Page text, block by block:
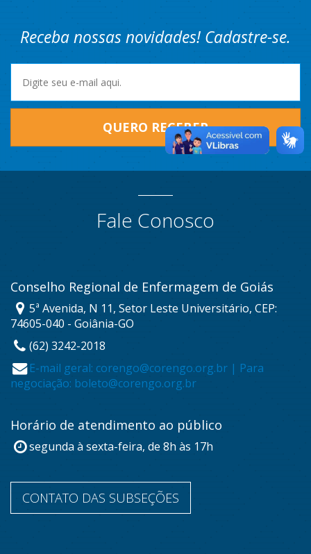
Receba nossas novidades! Cadastre-se.
QUERO RECEBER
Fale Conosco
Conselho Regional de Enfermagem de Goiás
5ª Avenida, N 11, Setor Leste Universitário, CEP:
74605-040 - Goiânia-GO
(62) 3242-2018
E-mail geral: corengo@corengo.org.br | Para
negociação: boleto@corengo.org.br
Horário de atendimento ao público
segunda à sexta-feira, de 8h às 17h
CONTATO DAS SUBSEÇÕES